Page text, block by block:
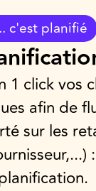
c'est planifié
1 click vos
afin de
sur les